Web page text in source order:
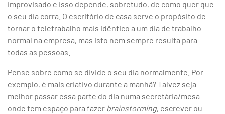
improvisado e isso depende, sobretudo, de como quer que
o seu dia corra. O escritório de casa serve o propósito de
tornar o teletrabalho mais idêntico a um dia de trabalho
normal na empresa, mas isto nem sempre resulta para
todas as pessoas.
Pense sobre como se divide o seu dia normalmente. Por
exemplo, é mais criativo durante a manhã? Talvez seja
melhor passar essa parte do dia numa secretária/mesa
onde tem espaço para fazer brainstorming, escrever ou